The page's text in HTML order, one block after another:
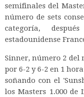
semifinales del
número de sets
categoría,
estadounidense
Sinner, número 2 del
por 6-2 y 6-2 en 1
soñando con el
los Masters 1.000